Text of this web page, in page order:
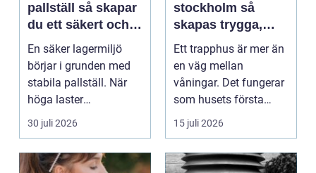
pallställ så skapar
du ett säkert och
effektivt lager
En säker lagermiljö
börjar i grunden med
stabila pallställ. När
höga laster
kombineras med
30 juli 2026
stockholm så
skapas trygga,
rena och hållbara
trapphus
Ett trapphus är mer än
en väg mellan
våningar. Det fungerar
som husets första
intryck, mötesplats
15 juli 2026